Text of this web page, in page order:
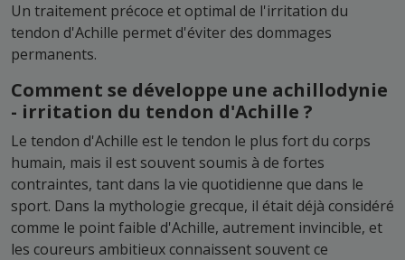
Un traitement précoce et optimal de l'irritation du
tendon d'Achille permet d'éviter des dommages
permanents.
Comment se développe une achillodynie
- irritation du tendon d'Achille ?
Le tendon d'Achille est le tendon le plus fort du corps
humain, mais il est souvent soumis à de fortes
contraintes, tant dans la vie quotidienne que dans le
sport. Dans la mythologie grecque, il était déjà considéré
comme le point faible d'Achille, autrement invincible, et
les coureurs ambitieux connaissent souvent ce